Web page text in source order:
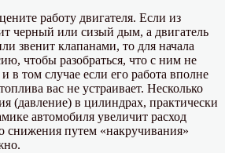
работу двигателя. Если из
черный или сизый дым, а двигатель
звенит клапанами, то для начала
чтобы разобраться, что с ним не
в том случае если его работа вполне
вас не устраивает. Несколько
(давление) в цилиндрах, практически
автомобиля увеличит расход
снижения путем «накручивания»